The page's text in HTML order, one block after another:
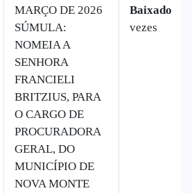
MARÇO DE 2026
SÚMULA:
NOMEIA A
SENHORA
FRANCIELI
BRITZIUS, PARA
O CARGO DE
PROCURADORA
GERAL, DO
MUNICÍPIO DE
NOVA MONTE
Baixado:
vezes